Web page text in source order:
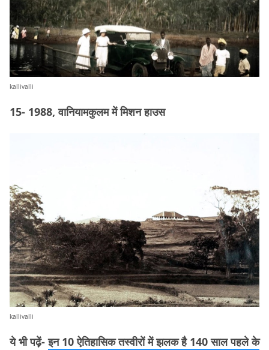
kallivalli
15- 1988, वानियामकुलम में मिशन हाउस
kallivalli
ये भी पढ़ें-इन 10 ऐतिहासिक तस्वीरों में झलक है 140 साल पहले के